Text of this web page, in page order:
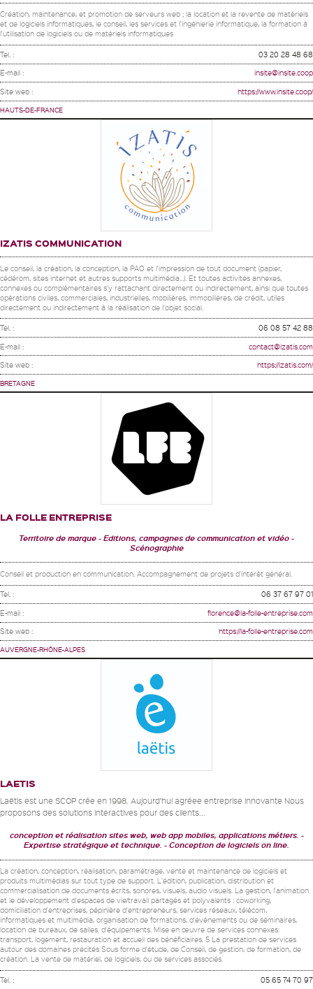
Création, maintenance, et promotion de serveurs web ; la location et la revente de matériels
et de logiciels informatiques, le conseil, les services et l'ingénierie informatique, la formation à
l'utilisation de logiciels ou de matériels informatiques
Tel. : 03 20 28 48 68
E-mail : insite@insite.coop
Site web : https://www.insite.coop/
HAUTS-DE-FRANCE
IZATIS COMMUNICATION
Le conseil, la création, la conception, la PAO et l'impression de tout document (papier,
cédérom, sites internet et autres supports multimédia...). Et toutes activités annexes,
connexes ou complémentaires s'y rattachant directement ou indirectement, ainsi que toutes
opérations civiles, commerciales, industrielles, mobilières, immobilières, de crédit, utiles
directement ou indirectement à la réalisation de l'objet social.
Tel. : 06 08 57 42 88
E-mail : contact@izatis.com
Site web : https://izatis.com/
BRETAGNE
LA FOLLE ENTREPRISE
Territoire de marque
Editions, campagnes de communication et vidéo
Scénographie
Conseil et production en communication. Accompagnement de projets d'intérêt général.
Tel. : 06 37 67 97 01
E-mail : florence@la-folle-entreprise.com
Site web : https://la-folle-entreprise.com
AUVERGNE-RHÔNE-ALPES
LAETIS
Laëtis est une SCOP crée en 1998. Aujourd’hui agréee entreprise innovante Nous
proposons des solutions interactives pour des clients...
conception et réalisation sites web, web app mobiles, applications métiers.
Expertise stratégique et technique.
Conception de logiciels on line.
La création, conception, réalisation, paramétrage, vente et maintenance de logiciels et
produits multimédias sur tout type de support. L'édition, publication, distribution et
commercialisation de documents écrits, sonores, visuels, audio visuels. La gestion, l'animation
et le développement d'espaces de vie/travail partagés et polyvalents : coworking,
domiciliation d'entreprises, pépinière d'entrepreneurs, services réseaux, télécom,
informatiques et multimédia, organisation de formations, d'événements ou de séminaires,
location de bureaux, de salles. d'équipements. Mise en œuvre de services connexes:
transport, logement, restauration et accueil des bénéficiaires. 5 La prestation de services
autour des domaines précités Sous forme d'étude, de Conseil, de gestion, de formation, de
création. La vente de matériel, de logiciels, ou de services associés.
Tel. : 05 65 74 70 97